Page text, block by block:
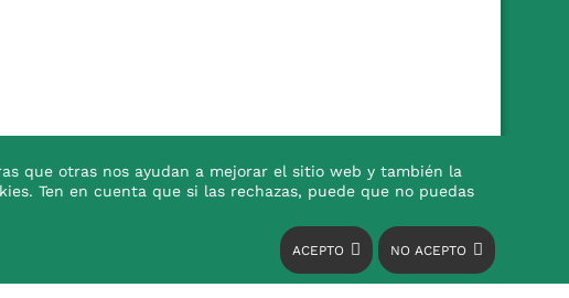
que otras nos ayudan a mejorar el sitio web y también la
Ten en cuenta que si las rechazas, puede que no puedas
ACEPTO NO ACEPTO